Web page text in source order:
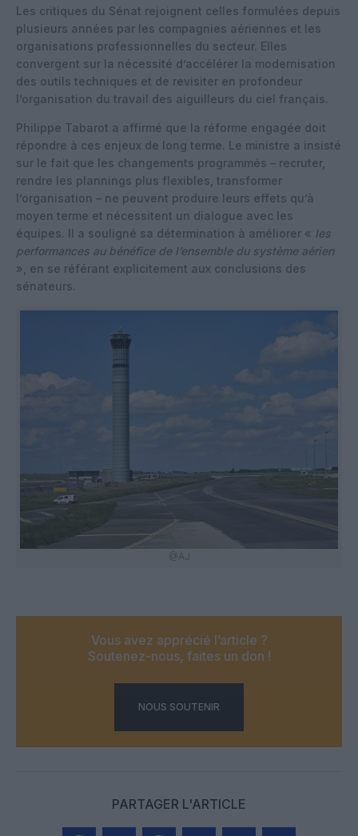
Les critiques du Sénat rejoignent celles formulées depuis
plusieurs années par les compagnies aériennes et les
organisations professionnelles du secteur. Elles
convergent sur la nécessité d’accélérer la modernisation
des outils techniques et de revisiter en profondeur
l’organisation du travail des aiguilleurs du ciel français.
Philippe Tabarot a affirmé que la réforme engagée doit
répondre à ces enjeux de long terme. Le ministre a insisté
sur le fait que les changements programmés – recruter,
rendre les plannings plus flexibles, transformer
l’organisation – ne peuvent produire leurs effets qu’à
moyen terme et nécessitent un dialogue avec les
équipes. Il a souligné sa détermination à améliorer « les
performances au bénéfice de l’ensemble du système aérien
», en se référant explicitement aux conclusions des
sénateurs.
@AJ
Vous avez apprécié l’article ?
Soutenez-nous, faites un don !
NOUS SOUTENIR
PARTAGER L'ARTICLE